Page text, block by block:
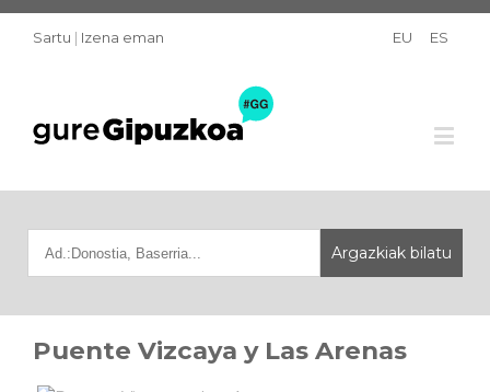
Sartu | Izena eman EU ES
Puente Vizcaya y Las Arenas